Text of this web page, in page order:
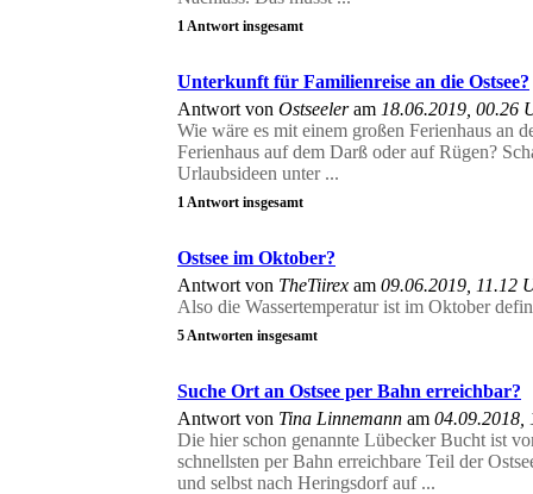
1 Antwort insgesamt
Unterkunft für Familienreise an die Ostsee?
Antwort von Ostseeleram 18.06.2019, 00.26
Wie wäre es mit einem großen Ferienhaus an
Ferienhaus auf dem Darß oder auf Rügen?
Urlaubsideen unter ...
1 Antwort insgesamt
Ostsee im Oktober?
Antwort von TheTiirex am 09.06.2019, 11.12
Also die Wassertemperatur ist im Oktober
5 Antworten insgesamt
Suche Ort an Ostsee per Bahn erreichbar?
Antwort von Tina Linnemann am 04.09.2018,
Die hier schon genannte Lübecker Bucht ist
schnellsten per Bahn erreichbare Teil der
und selbst nach Heringsdorf auf ...